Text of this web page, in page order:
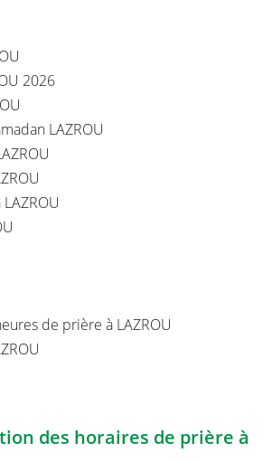
2026
LAZROU
de prière à LAZROU
des horaires de prière à